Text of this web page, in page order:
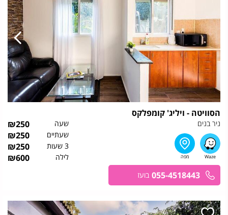
הסוויטה - ויליג' קומפלקס
ניר בנים שעה ₪250
שעתיים ₪250
3 שעות ₪250
לילה ₪600
055-4518443 בועז